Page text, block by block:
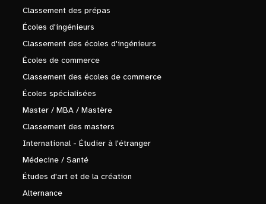
Classement des prépas
Écoles d'ingénieurs
Classement des écoles d'ingénieurs
Écoles de commerce
Classement des écoles de commerce
Écoles spécialisées
Master / MBA / Mastère
Classement des masters
International - Étudier à l'étranger
Médecine / Santé
Études d'art et de la création
Alternance